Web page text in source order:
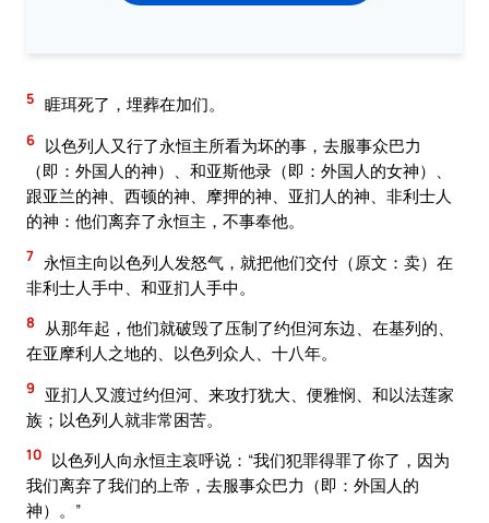
5 睚珥死了，埋葬在加们。
6 以色列人又行了永恒主所看为坏的事，去服事众巴力
（即：外国人的神）、和亚斯他录（即：外国人的女神）、
跟亚兰的神、西顿的神、摩押的神、亚扪人的神、非利士人
的神：他们离弃了永恒主，不事奉他。
7 永恒主向以色列人发怒气，就把他们交付（原文：卖）在
非利士人手中、和亚扪人手中。
8
从那年起，他们就破毁了压制了约但河东边、在基列的、
在亚摩利人之地的、以色列众人、十八年。
9
亚扪人又渡过约但河、来攻打犹大、便雅悯、和以法莲家
族；以色列人就非常困苦。
10 以色列人向永恒主哀呼说：“我们犯罪得罪了你了，因为
我们离弃了我们的上帝，去服事众巴力（即：外国人的
神）。”